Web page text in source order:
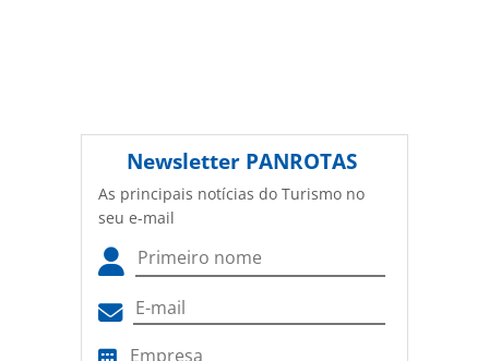
Newsletter PANROTAS
As principais notícias do Turismo no
seu e-mail